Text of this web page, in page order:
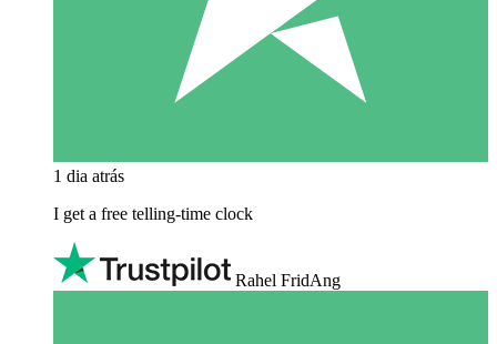
1 dia atrás
I get a free telling-time clock
Rahel FridAng